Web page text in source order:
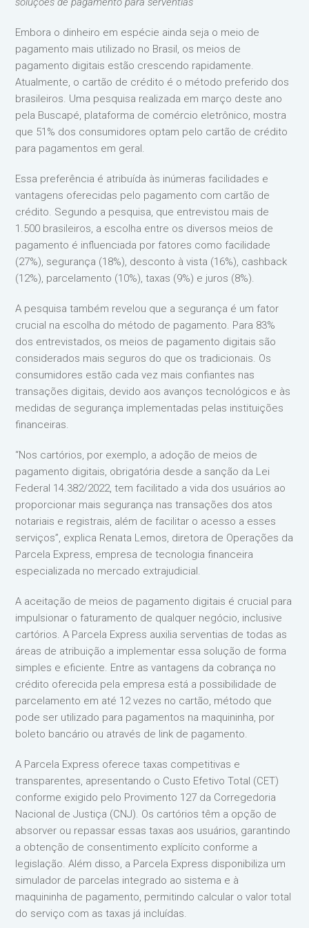
Embora o dinheiro em espécie ainda seja o meio de
pagamento mais utilizado no Brasil, os meios de
pagamento digitais estão crescendo rapidamente.
Atualmente, o cartão de crédito é o método preferido dos
brasileiros. Uma pesquisa realizada em março deste ano
pela Buscapé, plataforma de comércio eletrônico, mostra
que 51% dos consumidores optam pelo cartão de crédito
para pagamentos em geral.
Essa preferência é atribuída às inúmeras facilidades e
vantagens oferecidas pelo pagamento com cartão de
crédito. Segundo a pesquisa, que entrevistou mais de
1.500 brasileiros, a escolha entre os diversos meios de
pagamento é influenciada por fatores como facilidade
(27%), segurança (18%), desconto à vista (16%), cashback
(12%), parcelamento (10%), taxas (9%) e juros (8%).
A pesquisa também revelou que a segurança é um fator
crucial na escolha do método de pagamento. Para 83%
dos entrevistados, os meios de pagamento digitais são
considerados mais seguros do que os tradicionais. Os
consumidores estão cada vez mais confiantes nas
transações digitais, devido aos avanços tecnológicos e às
medidas de segurança implementadas pelas instituições
financeiras.
“Nos cartórios, por exemplo, a adoção de meios de
pagamento digitais, obrigatória desde a sanção da Lei
Federal 14.382/2022, tem facilitado a vida dos usuários ao
proporcionar mais segurança nas transações dos atos
notariais e registrais, além de facilitar o acesso a esses
serviços”, explica Renata Lemos, diretora de Operações da
Parcela Express, empresa de tecnologia financeira
especializada no mercado extrajudicial.
A aceitação de meios de pagamento digitais é crucial para
impulsionar o faturamento de qualquer negócio, inclusive
cartórios. A Parcela Express auxilia serventias de todas as
áreas de atribuição a implementar essa solução de forma
simples e eficiente. Entre as vantagens da cobrança no
crédito oferecida pela empresa está a possibilidade de
parcelamento em até 12 vezes no cartão, método que
pode ser utilizado para pagamentos na maquininha, por
boleto bancário ou através de link de pagamento.
A Parcela Express oferece taxas competitivas e
transparentes, apresentando o Custo Efetivo Total (CET)
conforme exigido pelo Provimento 127 da Corregedoria
Nacional de Justiça (CNJ). Os cartórios têm a opção de
absorver ou repassar essas taxas aos usuários, garantindo
a obtenção de consentimento explícito conforme a
legislação. Além disso, a Parcela Express disponibiliza um
simulador de parcelas integrado ao sistema e à
maquininha de pagamento, permitindo calcular o valor total
do serviço com as taxas já incluídas.